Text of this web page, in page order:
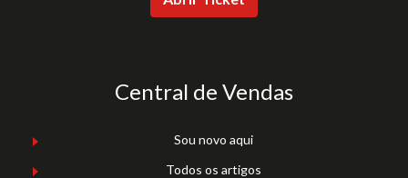
Central de Vendas
Sou novo aqui
Todos os artigos